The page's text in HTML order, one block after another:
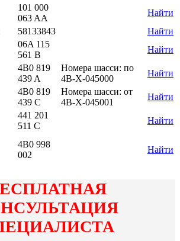
101 000
063 AA
Найти
58133843
Найти
06A 115
561 B
Найти
4B0 819
439 A
Номера шасси: по
4B-X-045000
Найти
4B0 819
439 C
Номера шасси: от
4B-X-045001
Найти
441 201
511 C
Найти
4B0 998
002
Найти